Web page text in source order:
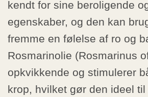
kendt for sine beroligende
egenskaber, og den kan
fremme en følelse af ro og
Rosmarinolie (Rosmarinus
opkvikkende og stimulerer
krop, hvilket gør den ideel til